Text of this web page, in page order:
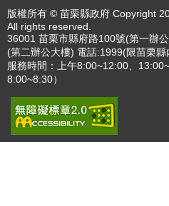
:::
更新日期 115-08-06
瀏覽人次
4782193
版權所有 © 苗栗縣政府 Copyright
All rights reserved.
36001 苗栗市縣府路100號(第一辦
(第二辦公大樓) 電話:1999(限苗栗
服務時間：上午8:00~12:00、